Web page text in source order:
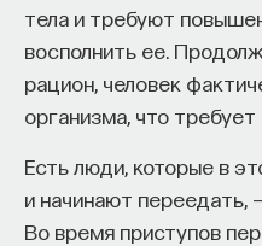
тела и требуют
восполнить ее.
рацион, человек
организма, что требует
Есть люди, которые в
и начинают переедать,
Во время приступов